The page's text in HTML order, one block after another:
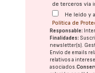
de terceros vía
He leído y
Política de
Responsable:
Finalidades:
newsletter(s).
Envío de emails
relativos a
asociados.